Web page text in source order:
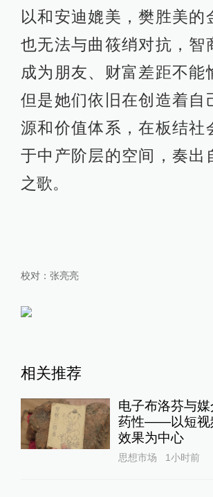
以和安迪媲美，樊胜美的
也无法与曲筱绡对抗，智
成为朋友、财富差距不能
但是她们依旧在创造着自
源和价值体系，在板结社
于中产阶层的空间，奏出
之歌。
校对： 张亮亮
相关推荐
电子布洛芬与
药性——以短视
效果为中心
思想市场 1小时前